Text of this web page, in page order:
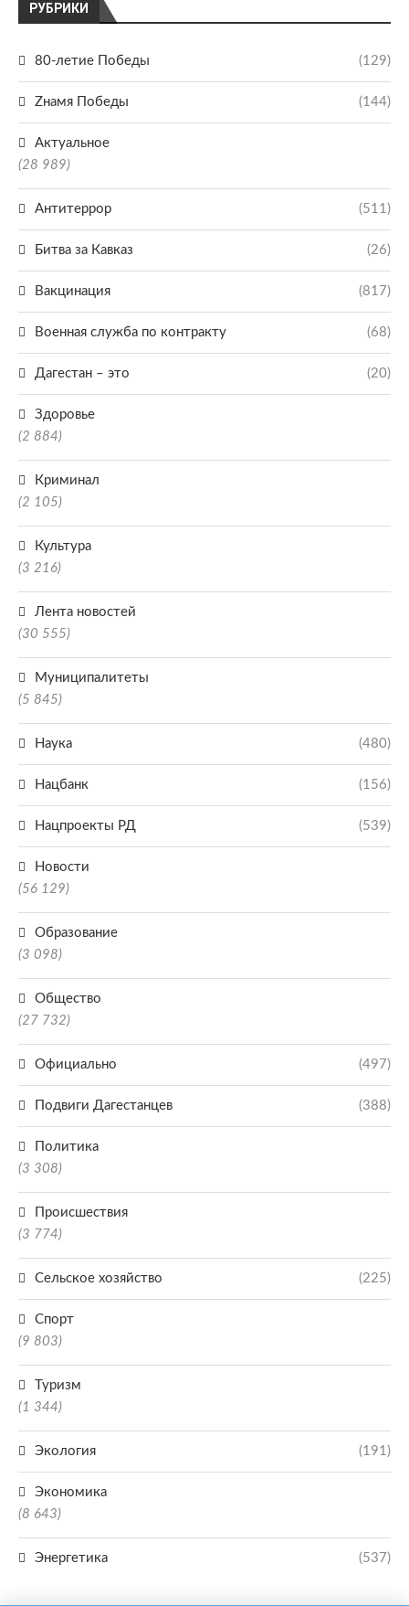
РУБРИКИ
80-летие Победы (129)
Zнамя Победы (144)
Актуальное
(28 989)
Антитеррор (511)
Битва за Кавказ (26)
Вакцинация (817)
Военная служба по контракту (68)
Дагестан – это (20)
Здоровье
(2 884)
Криминал
(2 105)
Культура
(3 216)
Лента новостей
(30 555)
Муниципалитеты
(5 845)
Наука (480)
Нацбанк (156)
Нацпроекты РД (539)
Новости
(56 129)
Образование
(3 098)
Общество
(27 732)
Официально (497)
Подвиги Дагестанцев (388)
Политика
(3 308)
Происшествия
(3 774)
Сельское хозяйство (225)
Спорт
(9 803)
Туризм
(1 344)
Экология (191)
Экономика
(8 643)
Энергетика (537)